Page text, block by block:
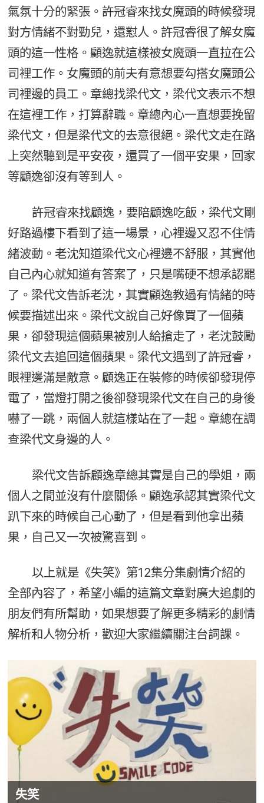
氣氛十分的緊張。許冠睿來找女魔頭的時候發現
對方情緒不對勁兒，還懟人。許冠睿很了解女魔
頭的這一性格。顧逸就這樣被女魔頭一直拉在公
司裡工作。女魔頭的前夫有意想要勾搭女魔頭公
司裡邊的員工。章總找梁代文，梁代文表示不想
在這裡工作，打算辭職。章總內心一直想要挽留
梁代文，但是梁代文的去意很絕。梁代文走在路
上突然聽到是平安夜，還買了一個平安果，回家
等顧逸卻沒有等到人。
許冠睿來找顧逸，要陪顧逸吃飯，梁代文剛
好路過樓下看到了這一場景，心裡邊又忍不住情
緒波動。老沈知道梁代文心裡邊不舒服，其實他
自己內心就知道有答案了，只是嘴硬不想承認罷
了。梁代文告訴老沈，其實顧逸教過有情緒的時
候要描述出來。梁代文說自己好像買了一個蘋
果，卻發現這個蘋果被別人給搶走了，老沈鼓勵
梁代文去追回這個蘋果。梁代文遇到了許冠睿，
眼裡邊滿是敵意。顧逸正在裝修的時候卻發現停
電了，當燈打開之後卻發現梁代文在自己的身後
嚇了一跳，兩個人就這樣站在了一起。章總在調
查梁代文身邊的人。
梁代文告訴顧逸章總其實是自己的學姐，兩
個人之間並沒有什麼關係。顧逸承認其實梁代文
趴下來的時候自己心動了，但是看到他拿出蘋
果，自己又一次被驚喜到。
以上就是《失笑》第12集分集劇情介紹的
全部內容了，希望小編的這篇文章對廣大追劇的
朋友們有所幫助，如果想要了解更多精彩的劇情
解析和人物分析，歡迎大家繼續關注台詞課。
失笑